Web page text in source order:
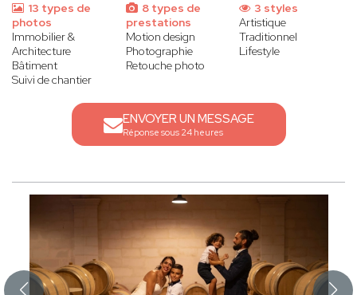
13 types de
photos
Immobilier &
Architecture
Bâtiment
Suivi de chantier
8 types de
prestations
Motion design
Photographie
Retouche photo
3 styles
Artistique
Traditionnel
Lifestyle
ENVOYER UN MESSAGE
Réponse sous 24 heures